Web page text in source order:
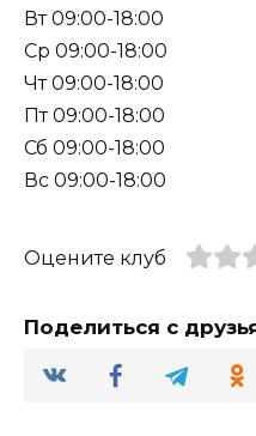
Вт 09:00-18:00
Ср 09:00-18:00
Чт 09:00-18:00
Пт 09:00-18:00
Сб 09:00-18:00
Вс 09:00-18:00
Оцените клуб
Поделиться с